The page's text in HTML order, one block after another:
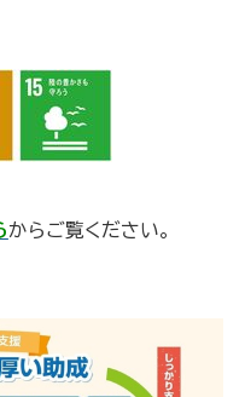
からご覧ください。